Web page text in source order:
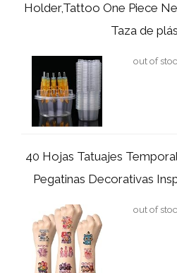
Holder,Tattoo One Piece
Taza de
out of
40 Hojas Tatuajes
Pegatinas Decorativas
out of